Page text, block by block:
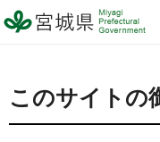
宮城県 Miyagi Prefectural
Government
このサイトの